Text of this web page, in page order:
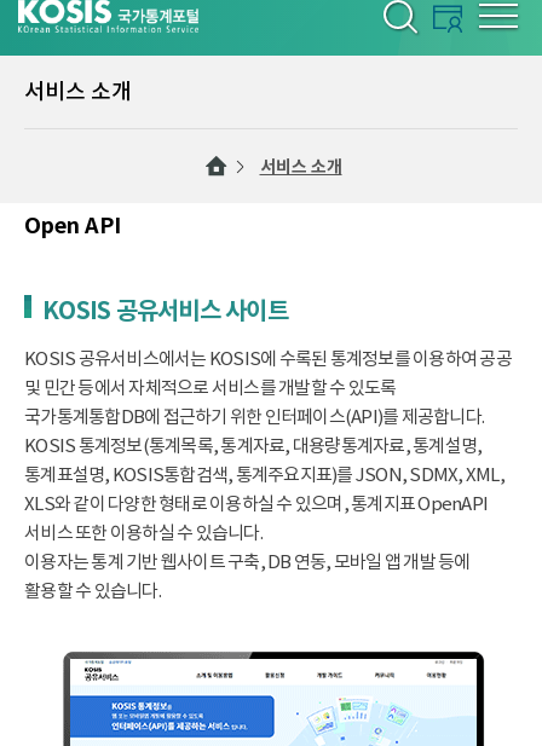
서비스 소개
서비스 소개
Open API
KOSIS 공유서비스 사이트
KOSIS 공유서비스에서는 KOSIS에 수록된 통계정보를 이용하여 공공
및 민간 등에서 자체적으로 서비스를 개발할 수 있도록
국가통계통합DB에 접근하기 위한 인터페이스(API)를 제공합니다.
KOSIS 통계정보(통계목록, 통계자료, 대용량통계자료, 통계설명,
통계표설명, KOSIS통합검색, 통계주요지표)를 JSON, SDMX, XML,
XLS와 같이 다양한 형태로 이용하실 수 있으며, 통계지표 OpenAPI
서비스 또한 이용하실 수 있습니다.
이용자는 통계 기반 웹사이트 구축, DB 연동, 모바일 앱 개발 등에
활용할 수 있습니다.